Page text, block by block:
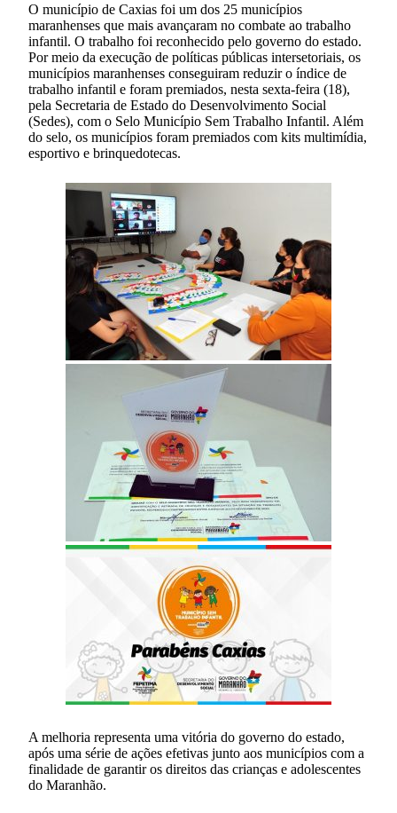
O município de Caxias foi um dos 25 municípios
maranhenses que mais avançaram no combate ao trabalho
infantil. O trabalho foi reconhecido pelo governo do estado.
Por meio da execução de políticas públicas intersetoriais, os
municípios maranhenses conseguiram reduzir o índice de
trabalho infantil e foram premiados, nesta sexta-feira (18),
pela Secretaria de Estado do Desenvolvimento Social
(Sedes), com o Selo Município Sem Trabalho Infantil. Além
do selo, os municípios foram premiados com kits multimídia,
esportivo e brinquedotecas.
A melhoria representa uma vitória do governo do estado,
após uma série de ações efetivas junto aos municípios com a
finalidade de garantir os direitos das crianças e adolescentes
do Maranhão.